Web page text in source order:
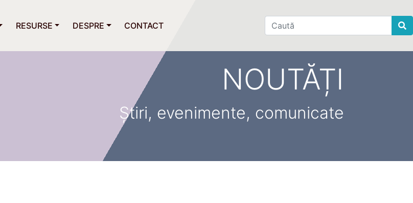
RESURSE DESPRE CONTACT
Find
NOUTĂȚI
Știri, evenimente, comunicate